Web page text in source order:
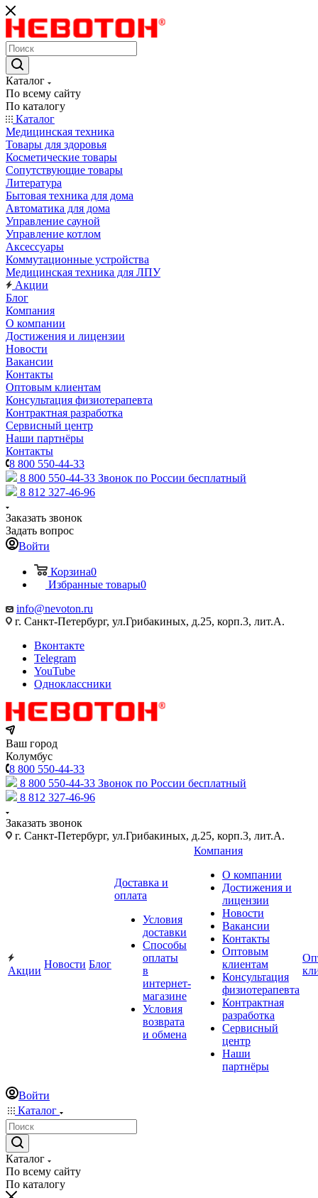
Каталог
По всему сайту
По каталогу
Каталог
Медицинская техника
Товары для здоровья
Косметические товары
Сопутствующие товары
Литература
Бытовая техника для дома
Автоматика для дома
Управление сауной
Управление котлом
Аксессуары
Коммутационные устройства
Медицинская техника для ЛПУ
Акции
Блог
Компания
О компании
Достижения и лицензии
Новости
Вакансии
Контакты
Оптовым клиентам
Консультация физиотерапевта
Контрактная разработка
Сервисный центр
Наши партнёры
Контакты
8 800 550-44-33
8 800 550-44-33 Звонок по России бесплатный
8 812 327-46-96
Заказать звонок
Задать вопрос
Войти
Корзина0
Избранные товары0
info@nevoton.ru
г. Санкт-Петербург, ул.Грибакиных, д.25, корп.3, лит.А.
Вконтакте
Telegram
YouTube
Одноклассники
Ваш город
Колумбус
8 800 550-44-33
8 800 550-44-33 Звонок по России бесплатный
8 812 327-46-96
Заказать звонок
г. Санкт-Петербург, ул.Грибакиных, д.25, корп.3, лит.А.
Акции
Новости Блог
Доставка и
оплата
Условия
доставки
Способы
оплаты
в
интернет-
магазине
Условия
возврата
и обмена
Компания
О компании
Достижения и
лицензии
Новости
Вакансии
Контакты
Оптовым
клиентам
Консультация
физиотерапевта
Контрактная
разработка
Сервисный
центр
Наши
партнёры
Войти
Каталог
Каталог
По всему сайту
По каталогу